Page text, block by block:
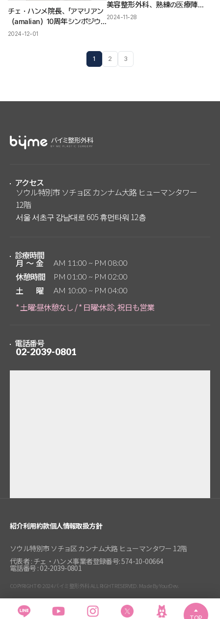
チェ・ハンメ院長、「アマリアン
（amalian）10周年シンポジウ
ム」にキーノートスピーカーとし
2024-12-01
美容整形外科、熟練の医療陣と
整形外科専門医が勢揃い
2024-11-28
1 2 3
アクセス
ソウル特別市 ソチョ区 カンナム大路 ヒューマンタワー
12階
서울 서초구 강남대로 605 휴먼타워 12층
診療時間
月～金 AM 11:00 ~ PM 08:00
休憩時間 PM 01:00 ~ PM 02:00
土曜 AM 10:00 ~ PM 04:00
* 土曜:昼休憩なし / * 日曜:休診, 祝日も営業
電話番号
02-2039-0801
紹介利用約款個人情報取扱方針
ソウル特別市 ソチョ区 カンナム大路 ヒューマンタワー 12階
代表者 : チェ・ハンメ事業者登録番号: 574-10-00664
電話番号 : 02-2039-0801
COPYRIGHT © 2024 バイミ整形外科 ALL RIGHT RESERVED. Made By YourDev.